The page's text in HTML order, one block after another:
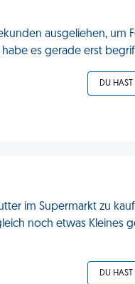
ausgeliehen, um
es gerade erst
DU HAST
im Supermarkt zu
noch etwas Kleines
DU HAST